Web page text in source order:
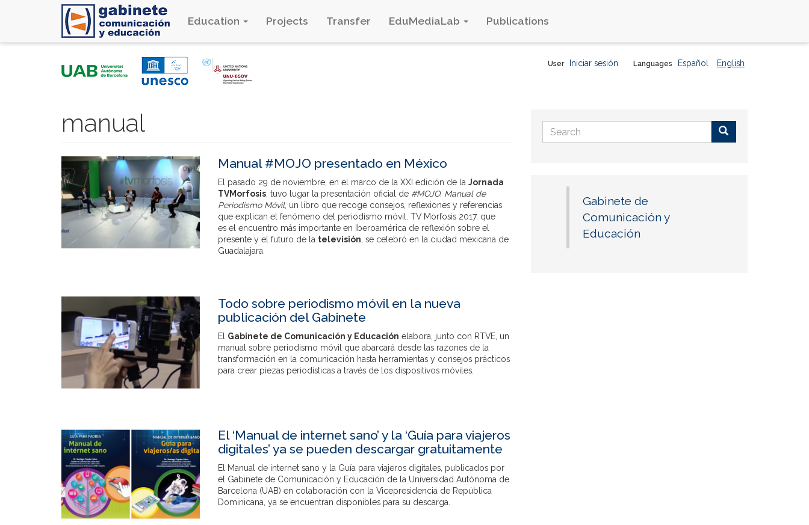
Education Projects Transfer EduMediaLab Publications
Languages Español English
User Iniciar sesión
manual
Manual #MOJO presentado en México
El pasado 29 de noviembre, en el marco de la XXI edición de la Jornada
TVMorfosis, tuvo lugar la presentación oficial de #MOJO. Manual de
Periodismo Móvil, un libro que recoge consejos, reflexiones y referencias
que explican el fenómeno del periodismo móvil. TV Morfosis 2017, que
es el encuentro más importante en Iberoamérica de reflexión sobre el
presente y el futuro de la televisión , se celebró en la ciudad mexicana de
Guadalajara.
Todo sobre periodismo móvil en la nueva
publicación del Gabinete
El Gabinete de Comunicación y Educación elabora, junto con RTVE, un
manual sobre periodismo móvil que abarcará desde las razones de la
transformación en la comunicación hasta herramientas y consejos prácticos
para crear piezas periodísticas a través de los dispositivos móviles.
El ‘Manual de internet sano’ y la ‘Guía para viajeros
digitales’ ya se pueden descargar gratuitamente
El Manual de internet sano y la Guía para viajeros digitales, publicados por
el Gabinete de Comunicación y Educación de la Universidad Autónoma de
Barcelona (UAB) en colaboración con la Vicepresidencia de República
Dominicana, ya se encuentran disponibles para su descarga.
Search
form
Gabinete de
Comunicación y
Educación